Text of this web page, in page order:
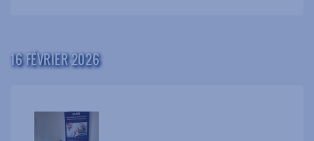
16 FÉVRIER 2026